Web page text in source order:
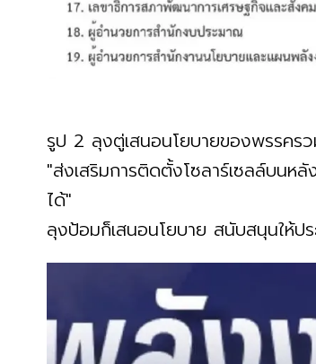
รูป 2 ลุงตู่เสนอนโยบายของพรรคร
"ส่งเสริมการติดตั้งโซลาร์เซลล์บนห
ได้"
ลุงป้อมก็เสนอนโยบาย สนับสนุนให้ป